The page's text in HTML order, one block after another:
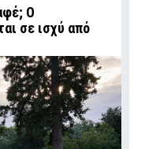
Ο
σε ισχύ από